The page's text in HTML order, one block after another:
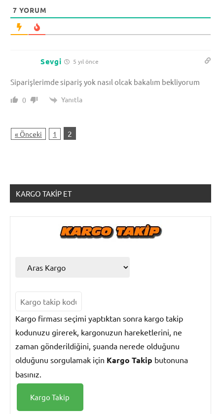
7 YORUM
Sevgi 5 yıl önce
Siparişlerimde sipariş yok nasıl olcak bakalım bekliyorum
0 Yanıtla
« Önceki 1 2
KARGO TAKIP ET
Kargo firması seçimi yaptıktan sonra kargo takip
kodunuzu girerek, kargonuzun hareketlerini, ne
zaman gönderildiğini, şuanda nerede olduğunu
olduğunu sorgulamak için Kargo Takip butonuna
basınız.